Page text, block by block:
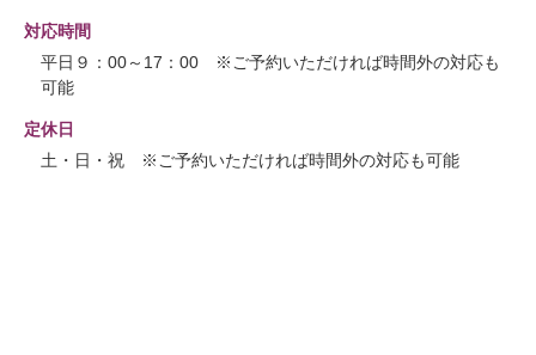
対応時間
平日９：00～17：00 ※ご予約いただければ時間外の対応も
可能
定休日
土・日・祝 ※ご予約いただければ時間外の対応も可能